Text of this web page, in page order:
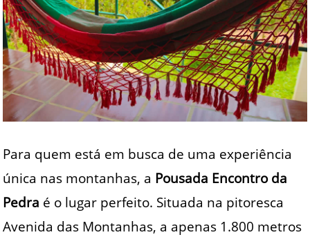
Para quem está em busca de uma experiência
única nas montanhas, a Pousada Encontro da
Pedra é o lugar perfeito. Situada na pitoresca
Avenida das Montanhas, a apenas 1.800 metros